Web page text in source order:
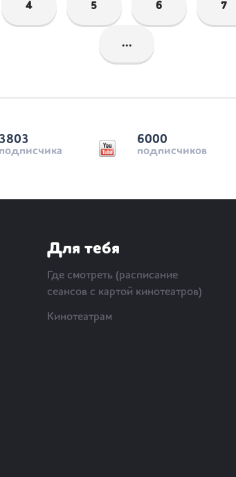
4 5 6 7
...
3803
подписчика
6000
подписчиков
Для тебя
Где смотреть (расписание
сеансов с картой кинотеатров)
Кинотеатрам